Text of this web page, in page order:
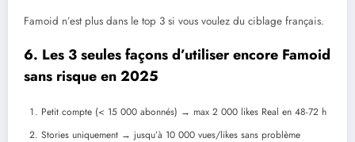
Famoid n’est plus dans le top 3 si vous voulez du ciblage français.
6. Les 3 seules façons d’utiliser encore Famoid
sans risque en 2025
Petit compte (< 15 000 abonnés) → max 2 000 likes Real en 48-72 h
Stories uniquement → jusqu’à 10 000 vues/likes sans problème